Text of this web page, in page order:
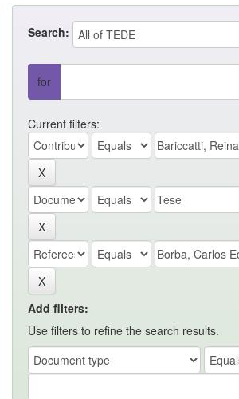
Search:
for
Current filters:
Add filters:
Use filters to refine the search results.